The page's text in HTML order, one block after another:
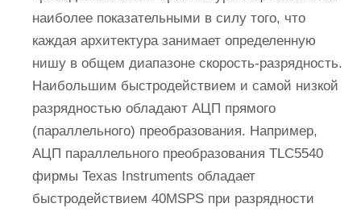
наиболее показательными в силу того, что
каждая архитектура занимает определенную
нишу в общем диапазоне скорость-разрядность.
Наибольшим быстродействием и самой низкой
разрядностью обладают АЦП прямого
(параллельного) преобразования. Например,
АЦП параллельного преобразования TLC5540
фирмы Texas Instruments обладает
быстродействием 40MSPS при разрядности